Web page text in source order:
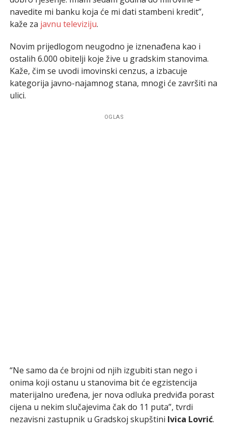
navedite mi banku koja će mi dati stambeni kredit”,
kaže za javnu televiziju.
Novim prijedlogom neugodno je iznenađena kao i
ostalih 6.000 obitelji koje žive u gradskim stanovima.
Kaže, čim se uvodi imovinski cenzus, a izbacuje
kategorija javno-najamnog stana, mnogi će završiti na
ulici.
OGLAS
“Ne samo da će brojni od njih izgubiti stan nego i
onima koji ostanu u stanovima bit će egzistencija
materijalno uređena, jer nova odluka predviđa porast
cijena u nekim slučajevima čak do 11 puta”, tvrdi
nezavisni zastupnik u Gradskoj skupštini Ivica Lovrić.